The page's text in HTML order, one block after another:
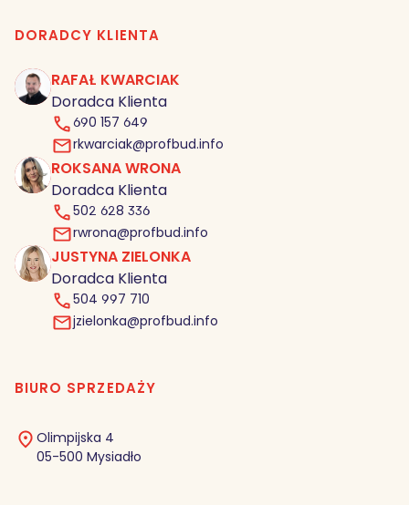
DORADCY KLIENTA
RK
RAFAŁ KWARCIAK
Doradca Klienta
690 157 649
rkwarciak@profbud.info
RW ROKSANA WRONA
Doradca Klienta
502 628 336
rwrona@profbud.info
JZ
JUSTYNA ZIELONKA
Doradca Klienta
504 997 710
jzielonka@profbud.info
BIURO SPRZEDAŻY
Olimpijska 4
05-500 Mysiadło